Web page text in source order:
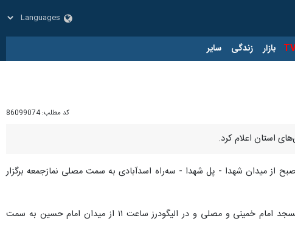
بازار زندگی سایر
کد مطلب: 86099074
استان اعلام کرد.
شورای هماهنگی تبلیغات اسلامی راهپیمایی روز جهانی قدس در خرم‌آباد ساعت ۱۰ صبح از میدان شهدا - پل شهدا - سه‌راه اسدآبادی به سمت مصلی نمازجمعه برگزار
راهپیمایی در بروجرد ساعت ۱۰ و ۳۰ دقیقه از میدان شهدا، چهار راه باغ میری ، خیابان بحر العلوم به سمت مسجد امام خمینی و مصلی و در الیگودرز ساعت ۱۱ از میدان امام حسین به سمت